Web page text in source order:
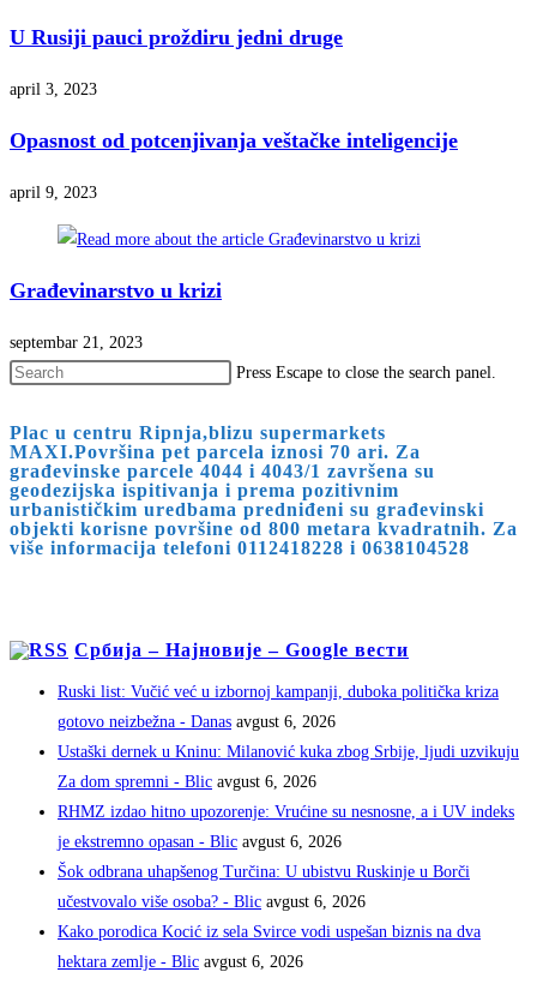
U Rusiji pauci proždiru jedni druge
april 3, 2023
Opasnost od potcenjivanja veštačke inteligencije
april 9, 2023
Građevinarstvo u krizi
septembar 21, 2023
Press Escape to close the search panel.
Plac u centru Ripnja,blizu supermarkets
MAXI.Površina pet parcela iznosi 70 ari. Za
građevinske parcele 4044 i 4043/1 završena su
geodezijska ispitivanja i prema pozitivnim
urbanističkim uredbama predniđeni su građevinski
objekti korisne površine od 800 metara kvadratnih. Za
više informacija telefoni 0112418228 i 0638104528
Србија – Најновије – Google вести
Ruski list: Vučić već u izbornoj kampanji, duboka politička kriza
gotovo neizbežna - Danas avgust 6, 2026
Ustaški dernek u Kninu: Milanović kuka zbog Srbije, ljudi uzvikuju
Za dom spremni - Blic avgust 6, 2026
RHMZ izdao hitno upozorenje: Vrućine su nesnosne, a i UV indeks
je ekstremno opasan - Blic avgust 6, 2026
Šok odbrana uhapšenog Turčina: U ubistvu Ruskinje u Borči
učestvovalo više osoba? - Blic avgust 6, 2026
Kako porodica Kocić iz sela Svirce vodi uspešan biznis na dva
hektara zemlje - Blic avgust 6, 2026